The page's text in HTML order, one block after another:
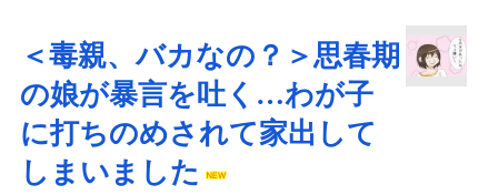
＜毒親、バカなの？＞思春期
の娘が暴言を吐く…わが子
に打ちのめされて家出して
しまいました